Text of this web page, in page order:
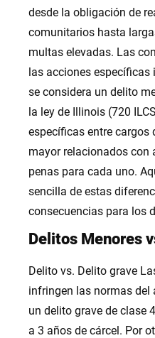
desde la obligación de
comunitarios hasta
multas elevadas. Las
las acciones
se considera un delito
la ley de Illinois (720
específicas entre cargos
mayor relacionados con
penas para cada uno.
sencilla de estas
consecuencias para los
Delitos Menores
Delito vs. Delito grave
infringen las normas del
un delito grave de clase
a 3 años de cárcel. Por